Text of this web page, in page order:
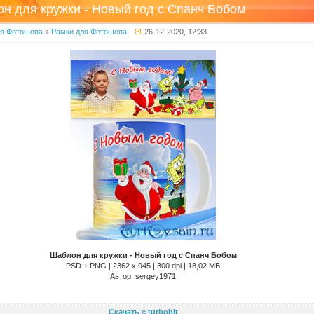
для кружки - Новый год с Спанч Бобом
Фотошопа » Рамки для Фотошопа 26-12-2020, 12:33
Шаблон для кружки - Новый год с Спанч Бобом
PSD + PNG | 2362 x 945 | 300 dpi | 18,02 MB
Автор: sergey1971
Скачать с turbobit